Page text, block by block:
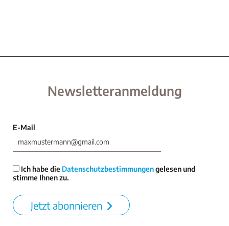
Newsletteranmeldung
E-Mail
Ich habe die Datenschutzbestimmungengelesen und
stimme Ihnen zu.
Jetzt abonnieren